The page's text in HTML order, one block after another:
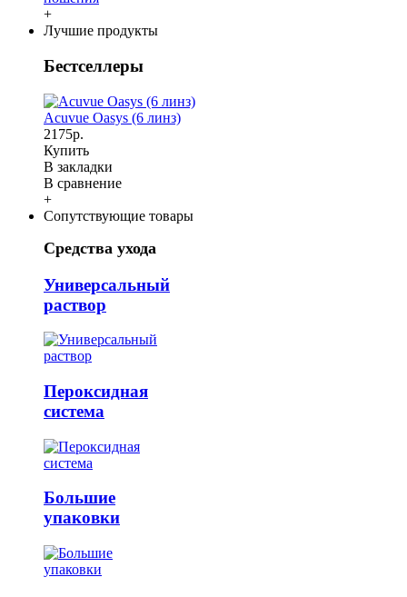
+
Лучшие продукты
Бестселлеры
Acuvue Oasys (6 линз)
2175р.
Купить
В закладки
В сравнение
+
Сопутствующие товары
Средства ухода
Универсальный
раствор
Пероксидная
система
Большие
упаковки